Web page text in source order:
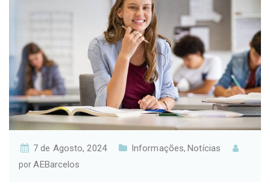
7 de Agosto, 2024 Informações, Notícias
porAEBarcelos